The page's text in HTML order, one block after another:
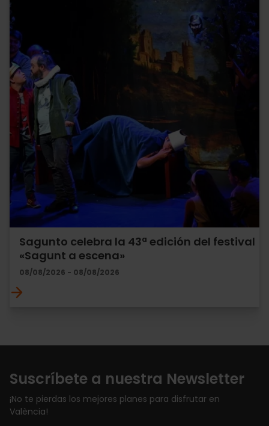
Sagunto celebra la 43ª edición del festival
«Sagunt a escena»
08/08/2026 - 08/08/2026
Suscríbete a nuestra Newsletter
¡No te pierdas los mejores planes para disfrutar en
València!